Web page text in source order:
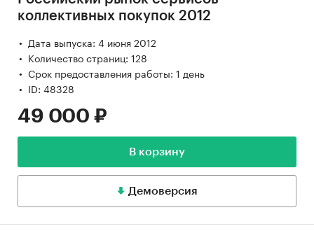
коллективных покупок 2012
Дата выпуска: 4 июня 2012
Количество страниц: 128
Срок предоставления работы: 1 день
ID: 48328
49 000 ₽
В корзину
Демоверсия